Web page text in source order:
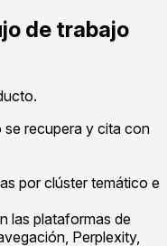
de trabajo
se recupera y cita con
por clúster temático e
las plataformas de
Perplexity,